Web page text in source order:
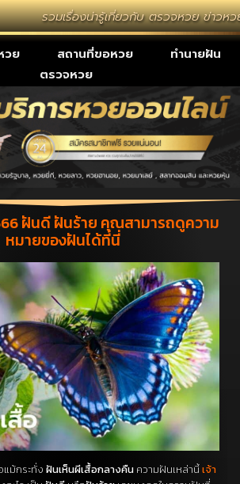
รวมเรื่องน่ารู้เกี่ยวกับ ตรวจหวย ข่าวหว
วย สถานที่ขอหวย
ทำนายฝัน
ตรวจหวย
ฝันดี ฝันร้าย คุณสามารถดูความ
หมายของฝันได้ที่นี่
แม้กระทั่ง ฝันเห็นผีเสื้อกลางคืน ความฝันเหล่านี้เจ้า